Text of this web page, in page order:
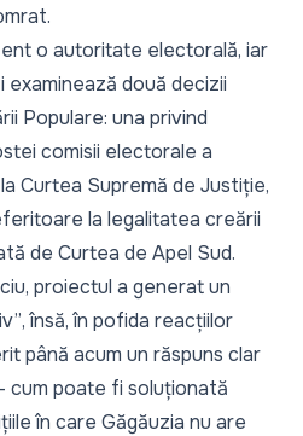
o autoritate electorală, iar
două decizii
Populare: una privind
comisii electorale a
Curtea Supremă de Justiție,
la legalitatea creării
de Curtea de Apel Sud.
proiectul a generat un
, însă, în pofida reacțiilor
până acum un răspuns clar
cum poate fi soluționată
în care Găgăuzia nu are